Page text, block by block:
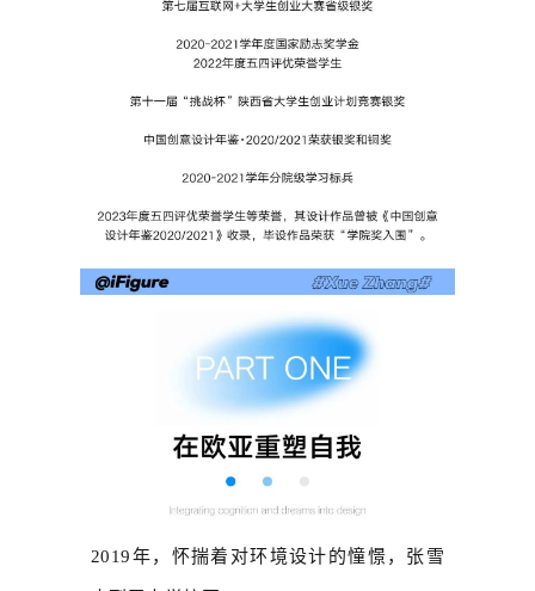
2019年，怀揣着对环境设计的憧憬，张雪